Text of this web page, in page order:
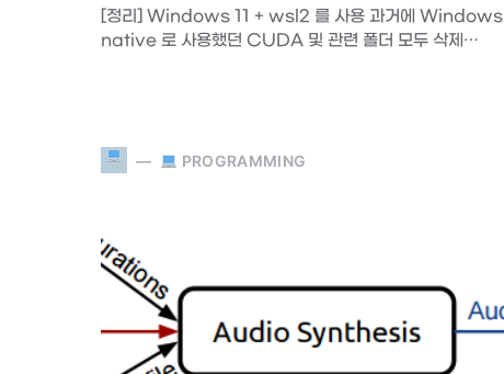
[정리] Windows 11 + wsl2 를 사용 과거에 Windows
native 로 사용했던 CUDA 및 관련 폴더 모두 삭제…
PROGRAMMING